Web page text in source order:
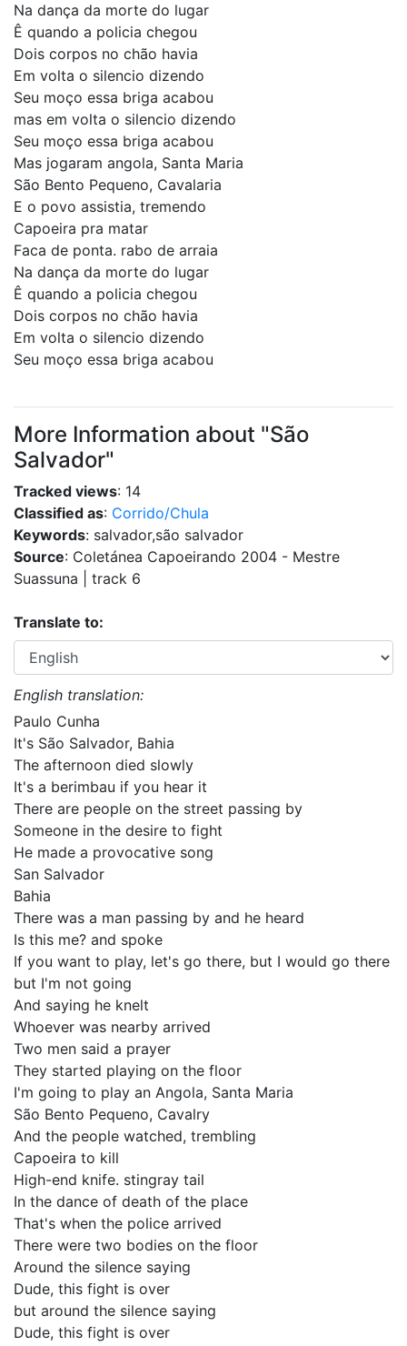
Na dança da morte do lugar
Ê quando a policia chegou
Dois corpos no chão havia
Em volta o silencio dizendo
Seu moço essa briga acabou
mas em volta o silencio dizendo
Seu moço essa briga acabou
Mas jogaram angola, Santa Maria
São Bento Pequeno, Cavalaria
E o povo assistia, tremendo
Capoeira pra matar
Faca de ponta. rabo de arraia
Na dança da morte do lugar
Ê quando a policia chegou
Dois corpos no chão havia
Em volta o silencio dizendo
Seu moço essa briga acabou
More Information about "São
Salvador"
Tracked views: 14
Classified as: Corrido/Chula
Keywords: salvador,são salvador
Source: Coletánea Capoeirando 2004 - Mestre
Suassuna | track 6
Translate to:
English translation:
Paulo Cunha
It's São Salvador, Bahia
The afternoon died slowly
It's a berimbau if you hear it
There are people on the street passing by
Someone in the desire to fight
He made a provocative song
San Salvador
Bahia
There was a man passing by and he heard
Is this me? and spoke
If you want to play, let's go there, but I would go there
but I'm not going
And saying he knelt
Whoever was nearby arrived
Two men said a prayer
They started playing on the floor
I'm going to play an Angola, Santa Maria
São Bento Pequeno, Cavalry
And the people watched, trembling
Capoeira to kill
High-end knife. stingray tail
In the dance of death of the place
That's when the police arrived
There were two bodies on the floor
Around the silence saying
Dude, this fight is over
but around the silence saying
Dude, this fight is over